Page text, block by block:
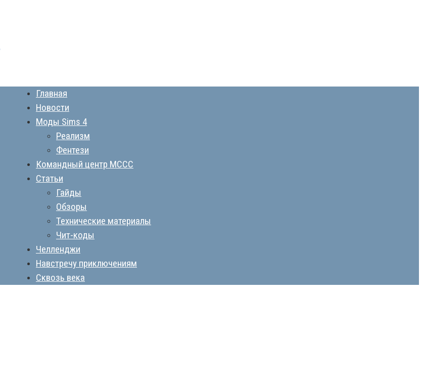
Главная
Новости
Моды Sims 4
Реализм
Фентези
Командный центр MCCC
Статьи
Гайды
Обзоры
Технические материалы
Чит-коды
Челленджи
Навстречу приключениям
Сквозь века